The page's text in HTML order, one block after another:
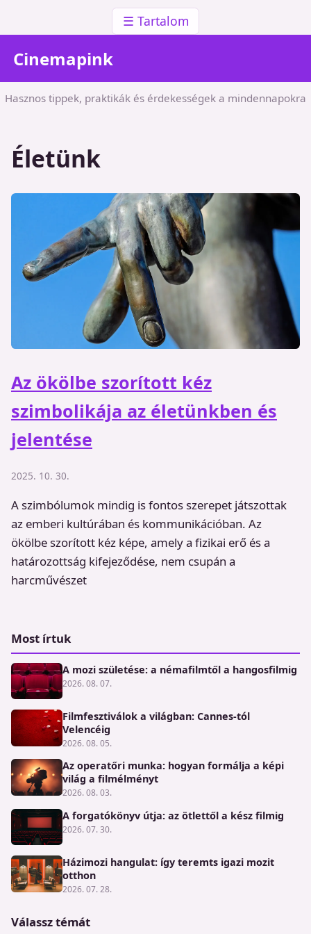
☰ Tartalom
Cinemapink
Hasznos tippek, praktikák és érdekességek a mindennapokra
Életünk
Az ökölbe szorított kéz
szimbolikája az életünkben és
jelentése
2025. 10. 30.
A szimbólumok mindig is fontos szerepet játszottak
az emberi kultúrában és kommunikációban. Az
ökölbe szorított kéz képe, amely a fizikai erő és a
határozottság kifejeződése, nem csupán a
harcművészet
Most írtuk
A mozi születése: a némafilmtől a hangosfilmig
2026. 08. 07.
Filmfesztiválok a világban: Cannes-tól
Velencéig
2026. 08. 05.
Az operatőri munka: hogyan formálja a képi
világ a filmélményt
2026. 08. 03.
A forgatókönyv útja: az ötlettől a kész filmig
2026. 07. 30.
Házimozi hangulat: így teremts igazi mozit
otthon
2026. 07. 28.
Válassz témát